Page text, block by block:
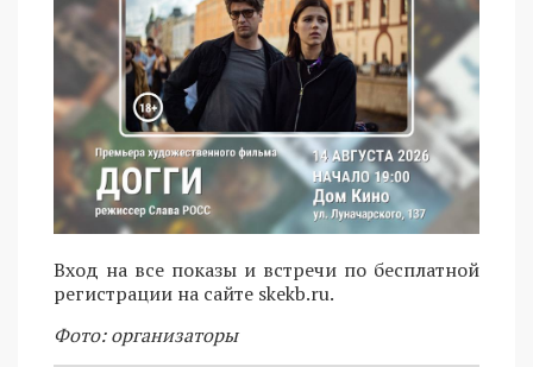
Вход на все показы и встречи по бесплатной
регистрации на сайте skekb.ru.
Фото: организаторы